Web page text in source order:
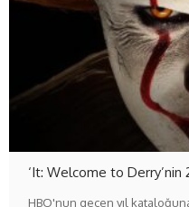
‘It: Welcome to Derry’nin
HBO'nun geçen yıl